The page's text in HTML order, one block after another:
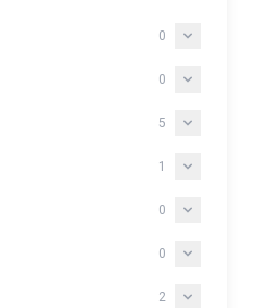
0
0
5
1
0
0
2